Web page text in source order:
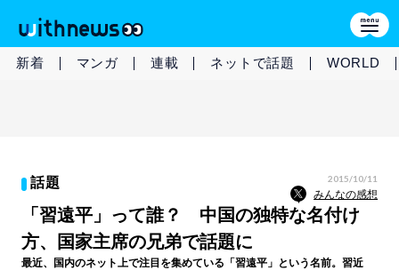
新着 マンガ 連載 ネットで話題 WORLD
話題 2015/10/11
みんなの感想
「習遠平」って誰？ 中国の独特な名付け
方、国家主席の兄弟で話題に
最近、国内のネット上で注目を集めている「習遠平」という名前。習近